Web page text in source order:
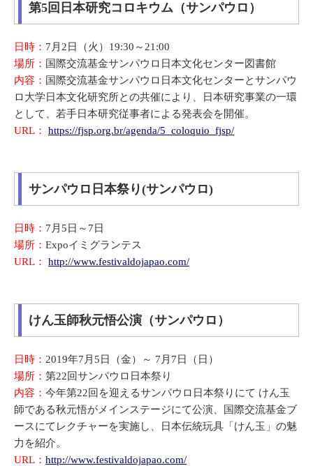
第5回日本研究コロキウム（サンパウロ）
日時： 7月2日（火）19:30～21:00
場所： 国際交流基金サンパウロ日本文化センター図書館
内容： 国際交流基金サンパウロ日本文化センターとサンパウ
ロ大学日本文化研究所との共催により、日本研究事業の一環
として、若手日本研究従事者による発表会を開催。
URL：
https://fjsp.org.br/agenda/5_coloquio_fjsp/
サンパウロ日本祭り(サンパウロ)
日時： 7月5日～7日
場所： Expoイミグランテス
URL：
http://www.festivaldojapao.com/
けん玉師秋元悟公演（サンパウロ）
日時： 2019年7月5日（金）～ 7月7日（日）
場所： 第22回サンパウロ日本祭り
内容： 今年第22回を迎えるサンパウロ日本祭りにて けん玉
師である秋元悟がメインステージにて公演、国際交流基金ブ
ースにてレクチャーを実施し、日本伝統玩具「けん玉」の魅
力を紹介。
URL： http://www.festivaldojapao.com/